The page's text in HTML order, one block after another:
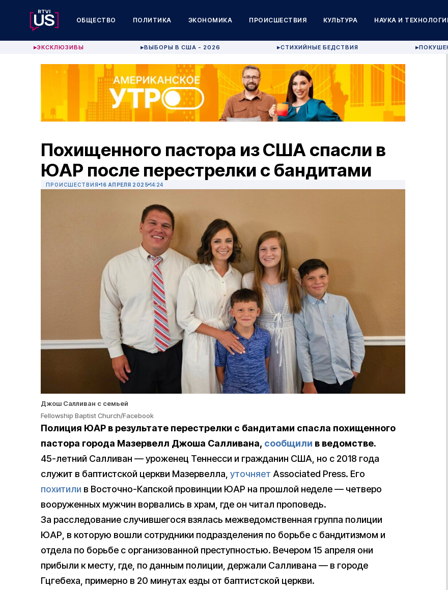
ОБЩЕСТВО ПОЛИТИКА ЭКОНОМИКА ПРОИСШЕСТВИЯ КУЛЬТУРА НАУКА И
▶ЭКСКЛЮЗИВЫ ▶ВЫБОРЫ В США - 2026 ▶СТИХИЙНЫЕ БЕДСТВИЯ ▶
Похищенного пастора из США спасли в
ЮАР после перестрелки с бандитами
ПРОИСШЕСТВИЯ 16 АПРЕЛЯ 2025 14:24
Джош Салливан с семьей
Fellowship Baptist Church/Facebook
Полиция ЮАР в результате перестрелки с бандитами спасла похищенного
пастора города Мазервелл Джоша Салливана, сообщили в ведомстве.
45-летний Салливан — уроженец Теннесси и гражданин США, но с 2018 года
служит в баптистской церкви Мазервелла, уточняет Associated Press. Его
похитили в Восточно-Капской провинции ЮАР на прошлой неделе — четверо
вооруженных мужчин ворвались в храм, где он читал проповедь.
За расследование случившегося взялась межведомственная группа полиции
ЮАР, в которую вошли сотрудники подразделения по борьбе с бандитизмом и
отдела по борьбе с организованной преступностью. Вечером 15 апреля они
прибыли к месту, где, по данным полиции, держали Салливана — в городе
Гцгебеха, примерно в 20 минутах езды от баптистской церкви.